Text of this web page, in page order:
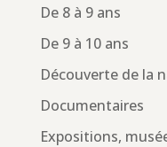
De 8 à 9 ans
De 9 à 10 ans
Découverte de la
Documentaires
Expositions,